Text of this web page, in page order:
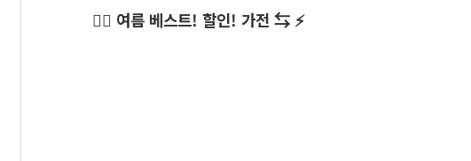
👍🏻 여름 베스트! 할인! 가전 ⇆ ⚡